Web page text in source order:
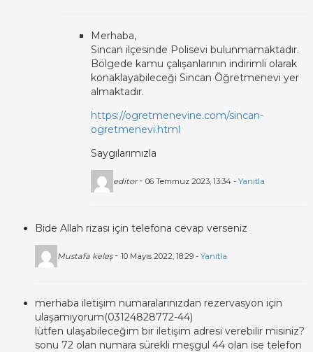
Merhaba,
Sincan ilçesinde Polisevi bulunmamaktadır.
Bölgede kamu çalışanlarının indirimli olarak
konaklayabileceği Sincan Öğretmenevi yer
almaktadır.
https://ogretmenevine.com/sincan-
ogretmenevi.html
Saygılarımızla
editor - 06 Temmuz 2023, 13:34 - Yanıtla
Bide Allah rızası için telefona cevap verseniz
Mustafa keleş - 10 Mayıs 2022, 18:29 - Yanıtla
merhaba iletişim numaralarınızdan rezervasyon için
ulaşamıyorum(03124828772-44)
lütfen ulaşabileceğim bir iletişim adresi verebilir misiniz?
sonu 72 olan numara sürekli meşgul 44 olan ise telefon